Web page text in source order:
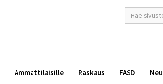
hakusana(t)
*
Ammattilaisille Raskaus FASD